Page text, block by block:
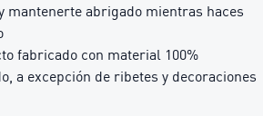
mantenerte abrigado mientras haces
fabricado con material 100%
a excepción de ribetes y decoraciones